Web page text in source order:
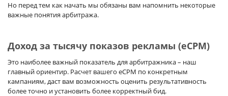
Но перед тем как начать мы обязаны вам напомнить некоторые
важные понятия арбитража.
Доход за тысячу показов рекламы (eCPM)
Это наиболее важный показатель для арбитражника – наш
главный ориентир. Расчет вашего eCPM по конкретным
кампаниям, даст вам возможность оценить результативность
более точно и установить более корректный бид.